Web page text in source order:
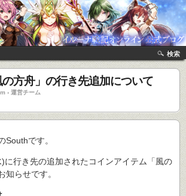
検索
方舟」の行き先追加について
› 運営チーム
Southです。
に行き先の追加されたコインアイテム「風の
知らせです。